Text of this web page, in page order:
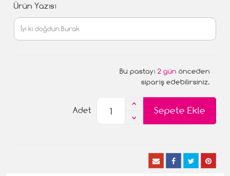
Ürün Yazısı
Bu pastayı 2 gün önceden
sipariş edebilirsiniz.
Sepete Ekle
Adet